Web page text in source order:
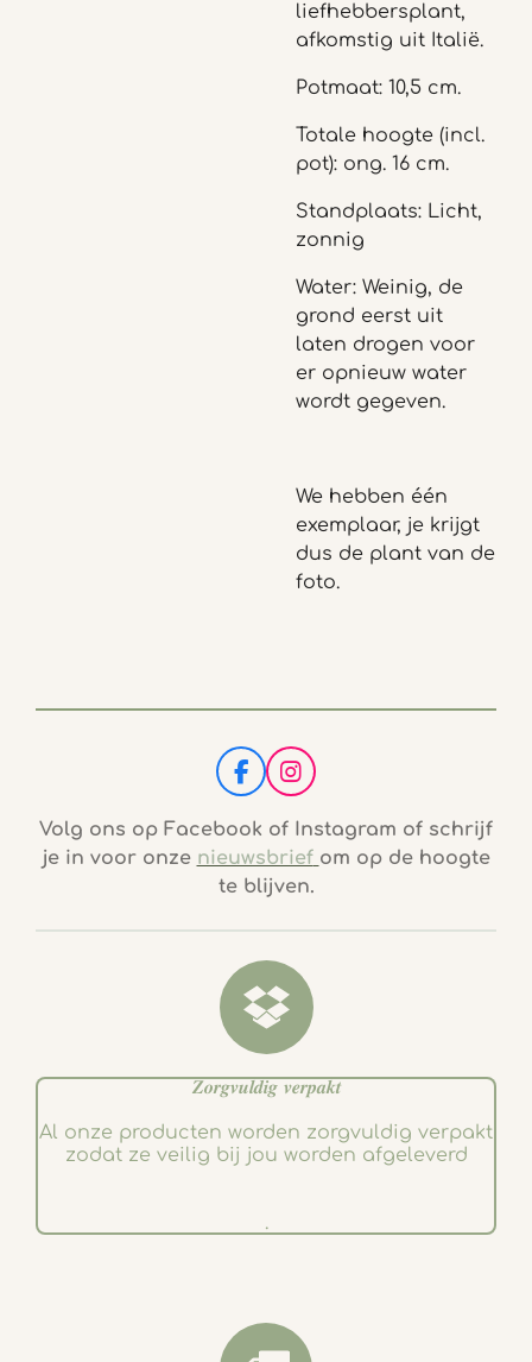
liefhebbersplant,
afkomstig uit Italië.
Potmaat: 10,5 cm.
Totale hoogte (incl.
pot): ong. 16 cm.
Standplaats: Licht,
zonnig
Water: Weinig, de
grond eerst uit
laten drogen voor
er opnieuw water
wordt gegeven.
We hebben één
exemplaar, je krijgt
dus de plant van de
foto.
F
a
c
b
o
k
I
n
s
t
a
g
a
Volg ons op Facebook of Instagram of schrijf
je in voor onze nieuwsbrief om op de hoogte
te blijven.
𝒁𝒐𝒓𝒈𝒗𝒖𝒍𝒅𝒊𝒈 𝒗𝒆𝒓𝒑𝒂𝒌𝒕
Al onze producten worden zorgvuldig verpakt
zodat ze veilig bij jou worden afgeleverd
.